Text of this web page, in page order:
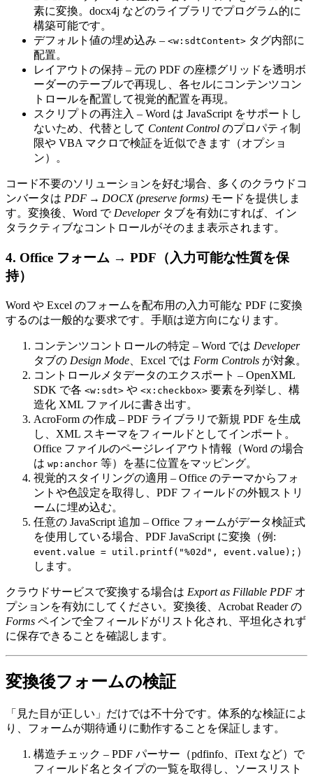
素に変換。docx4j などのライブラリでプログラム的に
構築可能です。
デフォルト値の埋め込み – <w:sdtContent> タグ内部に
配置。
レイアウトの保持 – 元の PDF の座標グリッドを透明ボ
ーダーのテーブルで再現し、各セルにコンテンツコン
トロールを配置して視覚的配置を再現。
スクリプトの再注入 – Word は JavaScript をサポートし
ないため、代替として Content Control のプロパティ制
限や VBA マクロで検証を近似できます（オプショ
ン）。
コード不要のソリューションを好む場合、多くのクラウドコ
ンバータは PDF → DOCX (preserve forms) モードを提供しま
す。変換後、Word で Developerタブを有効にすれば、イン
タラクティブなコントロールがそのまま表示されます。
4. Office フォーム → PDF（入力可能な性質を保
持）
Word や Excel のフォームを配布用の入力可能な PDF に変換
するのは一般的な要求です。手順は逆方向になります。
コンテンツコントロールの特定 – Word では Developer
タブの Design Mode 、Excel では Form Controls が対象。
コントロールメタデータのエクスポート – OpenXML
SDK で各 <w:sdt> や <x:checkbox> 要素を列挙し、構
造化 XML ファイルに書き出す。
AcroForm の作成 – PDF ライブラリで新規 PDF を生成
し、XML スキーマをフィールドとしてインポート。
Office ファイルのページレイアウト情報（Word の場合
は wp:anchor 等）を基に位置をマッピング。
視覚的スタイリングの適用 – Office のテーマからフォ
ントや色設定を取得し、PDF フィールドの外観ストリ
ームに埋め込む。
任意の JavaScript 追加 – Office フォームがデータ検証式
を使用している場合、PDF JavaScript に変換（例:
event.value = util.printf("%02d", event.value); ）
します。
クラウドサービスで変換する場合は Export as Fillable PDF オ
プションを有効にしてください。変換後、Acrobat Reader の
Forms ペインで全フィールドがリスト化され、平坦化されず
に保存できることを確認します。
変換後フォームの検証
「見た目が正しい」だけでは不十分です。体系的な検証によ
り、フォームが期待通りに動作することを保証します。
構造チェック – PDF パーサー（pdfinfo、iText など）で
フィールド名とタイプの一覧を取得し、ソースリスト